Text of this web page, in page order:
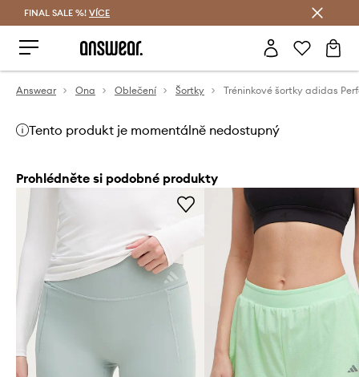
FINAL SALE %! VÍCE
Answear Ona Oblečení Šortky
Tento produkt je momentálně nedostupný
Prohlédněte si podobné produkty